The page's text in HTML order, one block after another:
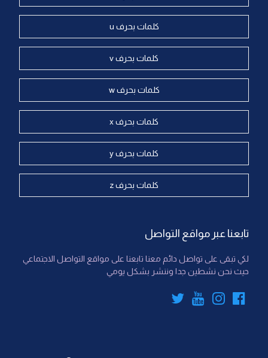
كلمات بحرف u
كلمات بحرف v
كلمات بحرف w
كلمات بحرف x
كلمات بحرف y
كلمات بحرف z
تابعنا عبر مواقع التواصل
لكي تبقى على تواصل دائم معنا تابعنا على مواقع التواصل الاجتماعي
حيث نحن نشطين جدا وننشر بشكل يومي